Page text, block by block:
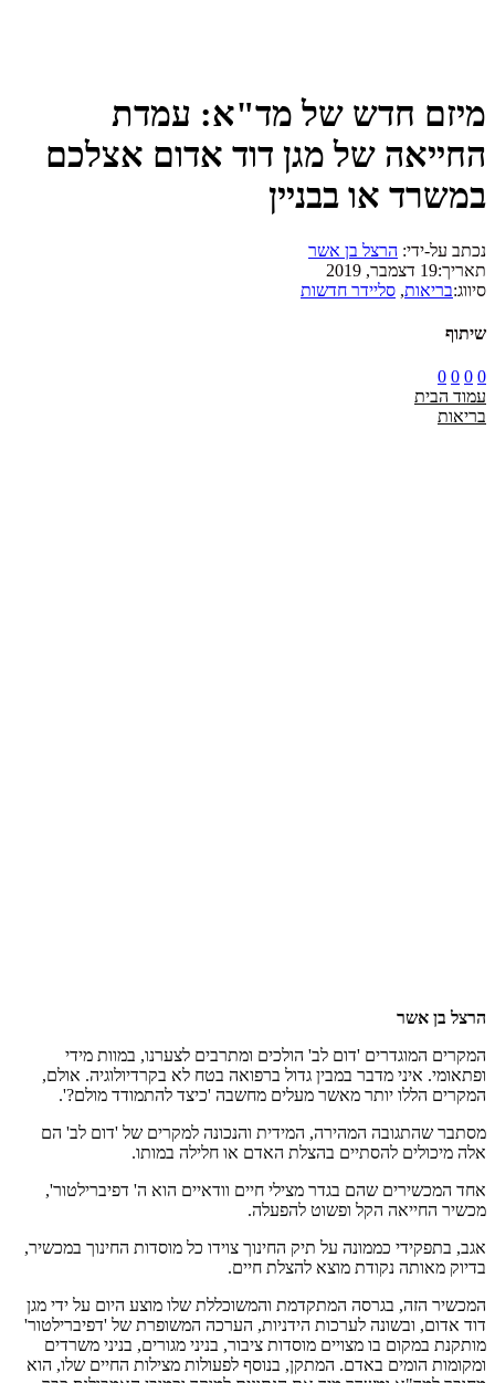
מיזם חדש של מד"א: עמדת
החייאה של מגן דוד אדום אצלכם
במשרד או בבניין
נכתב על-ידי: הרצל בן אשר
תאריך:19 דצמבר, 2019
סיווג:בריאות, סליידר חדשות
שיתוף
0
0
0
0
עמוד הבית
בריאות
הרצל בן אשר
המקרים המוגדרים 'דום לב' הולכים ומתרבים לצערנו, במוות מידי
ופתאומי. איני מדבר במבין גדול ברפואה בטח לא בקרדיולוגיה. אולם,
המקרים הללו יותר מאשר מעלים מחשבה 'כיצד להתמודד מולם?'.
מסתבר שהתגובה המהירה, המידית והנכונה למקרים של 'דום לב' הם
אלה מיכולים להסתיים בהצלת האדם או חלילה במותו.
אחד המכשירים שהם בגדר מצילי חיים וודאיים הוא ה' דפיברילטור',
מכשיר החייאה הקל ופשוט להפעלה.
אגב, בתפקידי כממונה על תיק החינוך צוידו כל מוסדות החינוך במכשיר,
בדיוק מאותה נקודת מוצא להצלת חיים.
המכשיר הזה, בגרסה המתקדמת והמשוכללת שלו מוצע היום על ידי מגן
דוד אדום, ובשונה לערכות הידניות, הערכה המשופרת של 'דפיברילטור'
מותקנת במקום בו מצויים מוסדות ציבור, בניני מגורים, בניני משרדים
ומקומות הומים באדם. המתקן, בנוסף לפעולות מצילות החיים שלו, הוא